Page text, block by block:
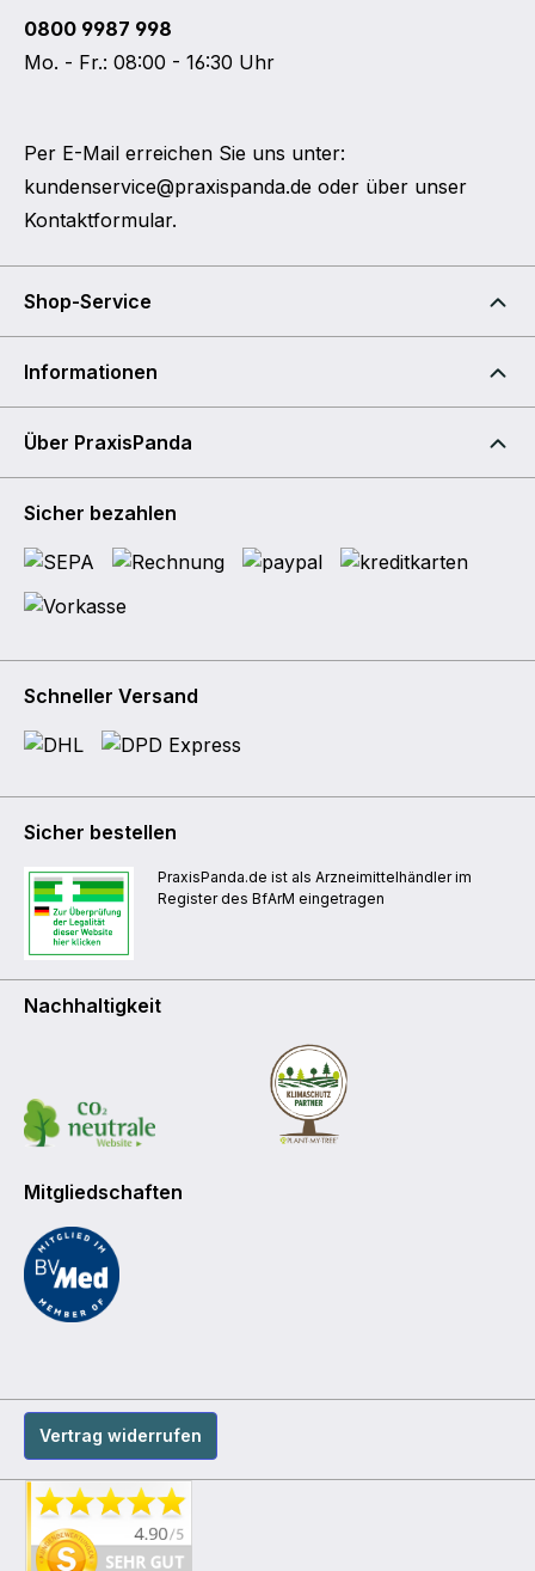
0800 9987 998
Mo. - Fr.: 08:00 - 16:30 Uhr
Per E-Mail erreichen Sie uns unter:
kundenservice@praxispanda.de oder über unser
Kontaktformular.
Shop-Service
Informationen
Über PraxisPanda
Sicher bezahlen
Schneller Versand
Sicher bestellen
PraxisPanda.de ist als Arzneimittelhändler im
Register des BfArM eingetragen
Nachhaltigkeit
Mitgliedschaften
Vertrag widerrufen